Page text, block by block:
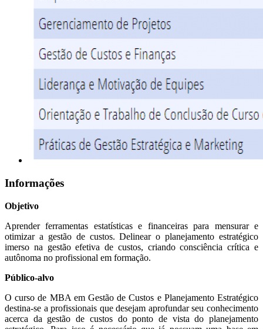
Informações
Objetivo
Aprender ferramentas estatísticas e financeiras para mensurar e
otimizar a gestão de custos. Delinear o planejamento estratégico
imerso na gestão efetiva de custos, criando consciência crítica e
autônoma no profissional em formação.
Público-alvo
O curso de MBA em Gestão de Custos e Planejamento Estratégico
destina-se a profissionais que desejam aprofundar seu conhecimento
acerca da gestão de custos do ponto de vista do planejamento